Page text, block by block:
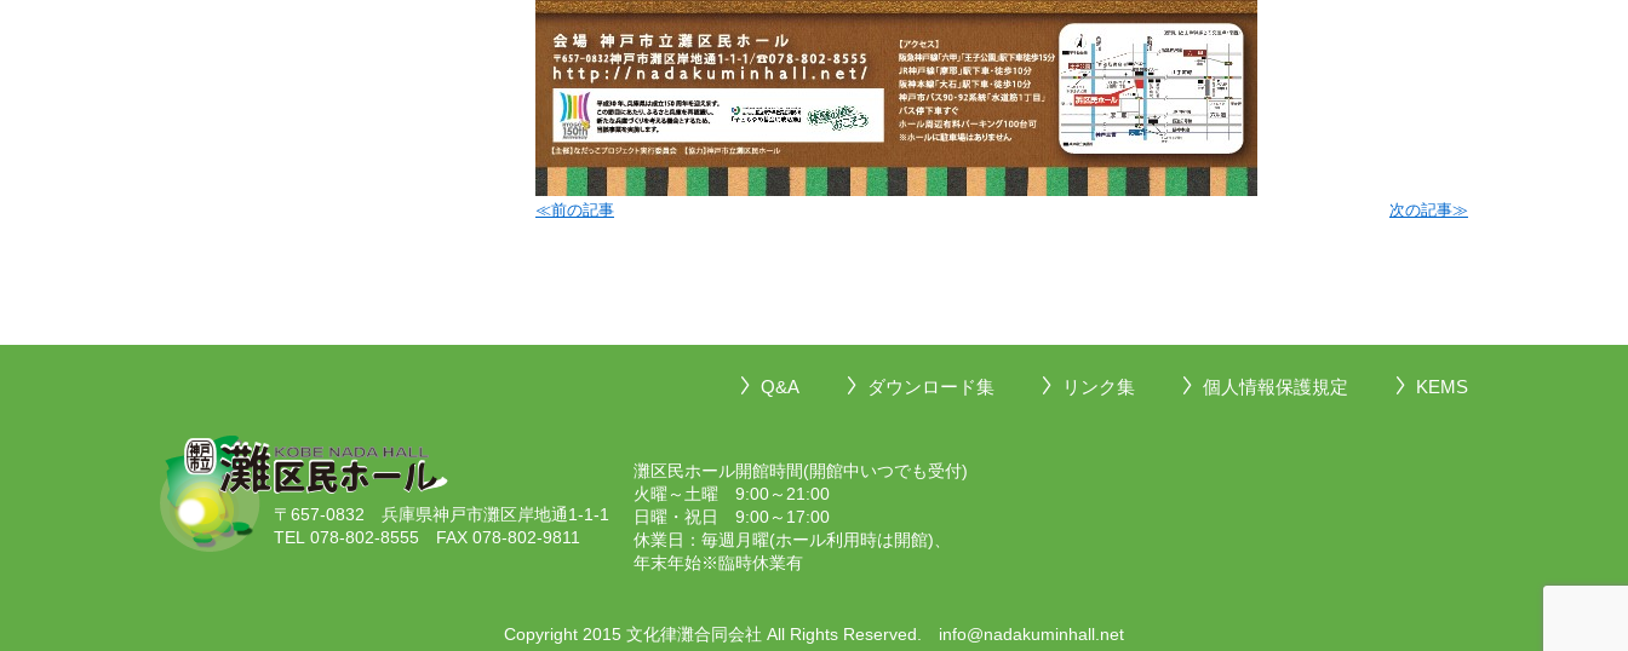
≪前の記事 次の記事≫
Q&A ダウンロード集 リンク集 個人情報保護規定 KEMS
〒657-0832 兵庫県神戸市灘区岸地通1-1-1
TEL 078-802-8555 FAX 078-802-9811
灘区民ホール開館時間(開館中いつでも受付)
火曜～土曜 9:00～21:00
日曜・祝日 9:00～17:00
休業日：毎週月曜(ホール利用時は開館)、
年末年始※臨時休業有
Copyright 2015 文化律灘合同会社 All Rights Reserved. info@nadakuminhall.net